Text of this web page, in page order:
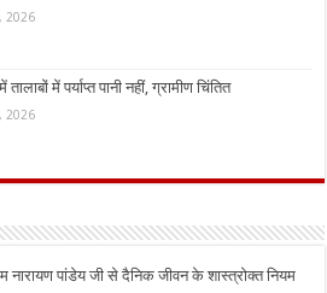
2026
में पर्याप्त पानी नहीं, ग्रामीण चिंतित
2026
नारायण पांडेय जी से दैनिक जीवन के शास्त्रोक्त नियम